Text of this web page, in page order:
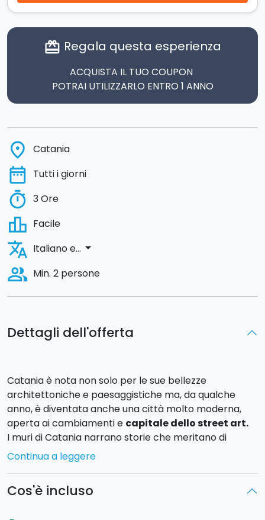
Dettagli dell'offerta
Catania è nota non solo per le sue bellezze
architettoniche e paesaggistiche ma, da qualche
anno, è diventata anche una città molto moderna,
aperta ai cambiamenti e capitale dello street art.
I muri di Catania narrano storie che meritano di
essere conosciute, scopritele insieme a noi!
dopo un breve excursus sulla storia della Street art, vi
Continua a leggere
Cos'è incluso
card_giftcard Regala questa esperienza
ACQUISTA IL TUO COUPON
POTRAI UTILIZZARLO ENTRO 1 ANNO
place Catania
date_range Tutti i giorni
timer 3 Ore
leaderboard Facile
translate Italiano e... arrow_drop_down
people_alt Min. 2 persone